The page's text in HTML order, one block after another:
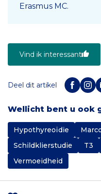
Erasmus MC.
Vind ik interessant
Deel dit artikel
Wellicht bent u ook
Hypothyreoïdie
Schildklierstudie
T3
Vermoeidheid